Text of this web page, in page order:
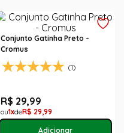
Conjunto Gatinha Preto -
Cromus
(1)
R$ 29,99
1 R$ 29,99